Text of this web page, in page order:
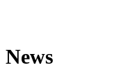
News